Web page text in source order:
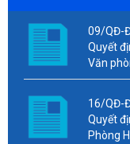
09/QĐ-
Quyết
Văn
16/QĐ-
Quyết
Phòng